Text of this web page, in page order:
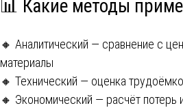
📊 Какие методы
🔸 Аналитический — сравнение с
материалы
🔸 Технический — оценка
🔸 Экономический — расчёт